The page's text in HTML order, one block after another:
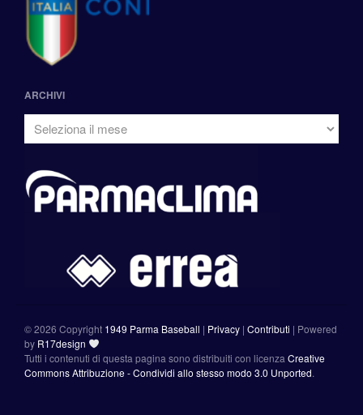
ARCHIVI
©2026 Copyright 1949 Parma Baseball | Privacy | Contributi | Powered
by R17design
Tutti i contenuti di questa pagina sono distribuiti con licenza Creative
Commons Attribuzione - Condividi allo stesso modo 3.0 Unported.